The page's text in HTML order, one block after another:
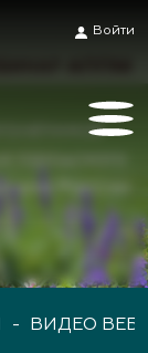
Войти
- ВИДЕО